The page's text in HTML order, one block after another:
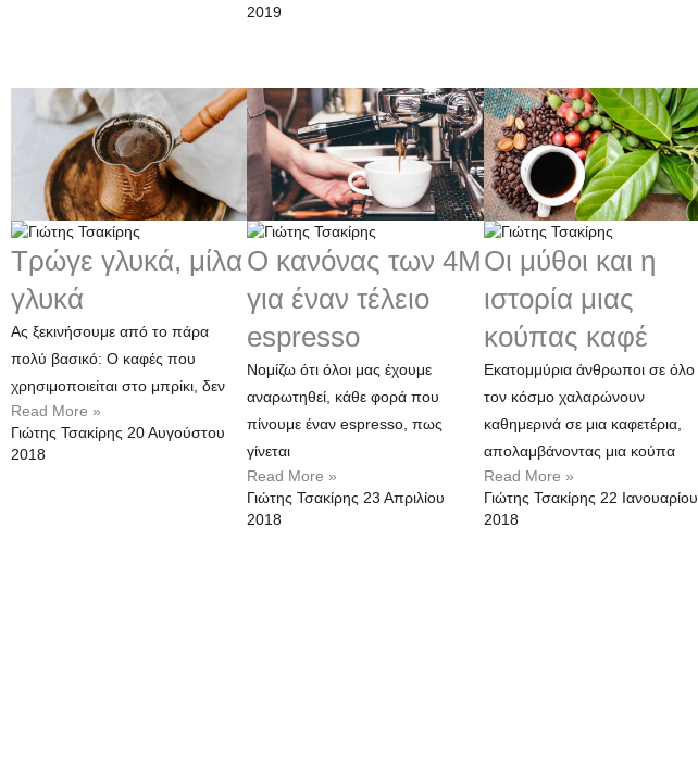
2019
Τρώγε γλυκά, μίλα
γλυκά
Ας ξεκινήσουμε από το πάρα
πολύ βασικό: Ο καφές που
χρησιμοποιείται στο μπρίκι, δεν
Read More »
Γιώτης Τσακίρης 20 Αυγούστου
2018
Ο κανόνας των 4M
για έναν τέλειο
espresso
Νομίζω ότι όλοι μας έχουμε
αναρωτηθεί, κάθε φορά που
πίνουμε έναν espresso, πως
γίνεται
Read More »
Γιώτης Τσακίρης23 Απριλίου
2018
Οι μύθοι και η
ιστορία μιας
κούπας καφέ
Εκατομμύρια άνθρωποι σε όλο
τον κόσμο χαλαρώνουν
καθημερινά σε μια καφετέρια,
απολαμβάνοντας μια κούπα
Read More »
Γιώτης Τσακίρης 22 Ιανουαρίου
2018